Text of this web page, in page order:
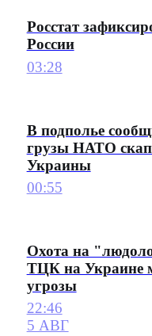
Росстат
России
03:28
В подполье
грузы НАТО
Украины
00:55
Охота на
ТЦК на Украине
угрозы
22:46
5 АВГ